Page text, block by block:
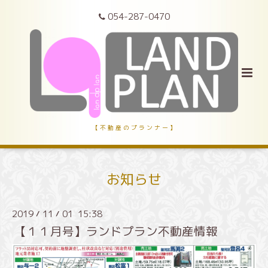
054-287-0470
【 不 動 産 の プ ラ ン ナ ー 】
お知らせ
2019 / 11 / 01 15:38
【１１月号】ランドプラン不動産情報